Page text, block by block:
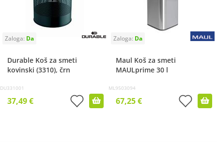
Durable Koš za smeti
kovinski (3310), črn
DU331001
37,49 €
Maul Koš za smeti
MAULprime 30 l
ML9503094
67,25 €